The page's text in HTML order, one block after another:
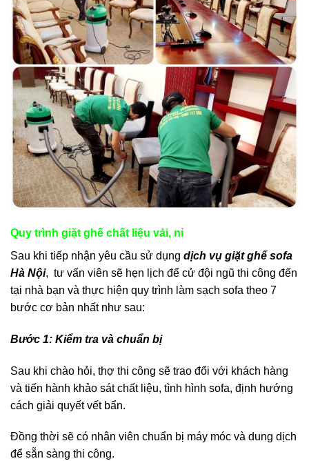
Quy trình giặt ghế chất liệu vải, nỉ
Sau khi tiếp nhận yêu cầu sử dụng dịch vụ giặt ghế sofa
Hà Nội, tư vấn viên sẽ hẹn lịch để cử đội ngũ thi công đến
tại nhà bạn và thực hiện quy trình làm sạch sofa theo 7
bước cơ bản nhất như sau:
Bước 1: Kiểm tra và chuẩn bị
Sau khi chào hỏi, thợ thi công sẽ trao đổi với khách hàng
và tiến hành khảo sát chất liệu, tình hình sofa, định hướng
cách giải quyết vết bẩn.
Đồng thời sẽ có nhân viên chuẩn bị máy móc và dung dịch
để sẵn sàng thi công.